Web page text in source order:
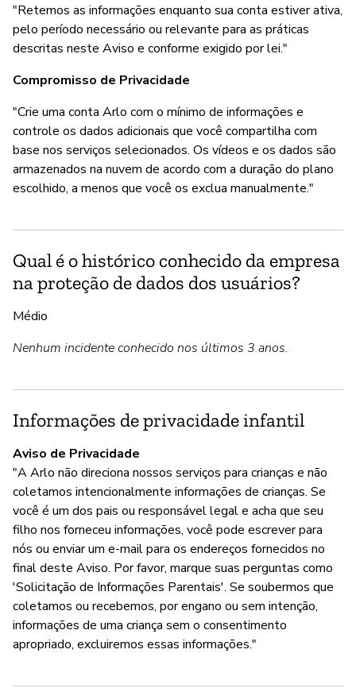
"Retemos as informações enquanto sua conta estiver ativa,
pelo período necessário ou relevante para as práticas
descritas neste Aviso e conforme exigido por lei."
Compromisso de Privacidade
"Crie uma conta Arlo com o mínimo de informações e
controle os dados adicionais que você compartilha com
base nos serviços selecionados. Os vídeos e os dados são
armazenados na nuvem de acordo com a duração do plano
escolhido, a menos que você os exclua manualmente."
Qual é o histórico conhecido da empresa
na proteção de dados dos usuários?
Médio
Nenhum incidente conhecido nos últimos 3 anos.
Informações de privacidade infantil
Aviso de Privacidade
"A Arlo não direciona nossos serviços para crianças e não
coletamos intencionalmente informações de crianças. Se
você é um dos pais ou responsável legal e acha que seu
filho nos forneceu informações, você pode escrever para
nós ou enviar um e-mail para os endereços fornecidos no
final deste Aviso. Por favor, marque suas perguntas como
'Solicitação de Informações Parentais'. Se soubermos que
coletamos ou recebemos, por engano ou sem intenção,
informações de uma criança sem o consentimento
apropriado, excluiremos essas informações."